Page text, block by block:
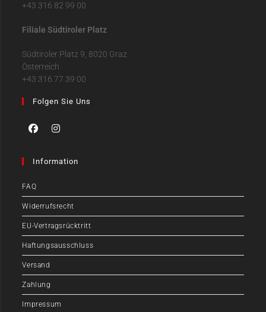
+43 316 82 99 00
Filiale Südtiroler Platz
Südtiroler Platz 9, 8020 Graz
Österreich
+43 316 77 39 00
Folgen Sie Uns
Information
FAQ
Widerrufsrecht
EU-Vertragsrücktritt
Haftungsausschluss
Versand
Zahlung
Impressum